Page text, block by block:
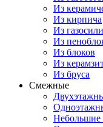
Из
Из кирпича
Из
Из
Из блоков
Из
Из бруса
Смежные
Небольшие